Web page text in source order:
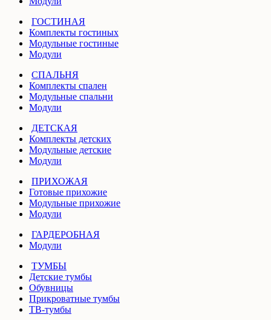
ГОСТИНАЯ
Комплекты гостиных
Модульные гостиные
Модули
СПАЛЬНЯ
Комплекты спален
Модульные спальни
Модули
ДЕТСКАЯ
Комплекты детских
Модульные детские
Модули
ПРИХОЖАЯ
Готовые прихожие
Модульные прихожие
Модули
ГАРДЕРОБНАЯ
Модули
ТУМБЫ
Детские тумбы
Обувницы
Прикроватные тумбы
ТВ-тумбы